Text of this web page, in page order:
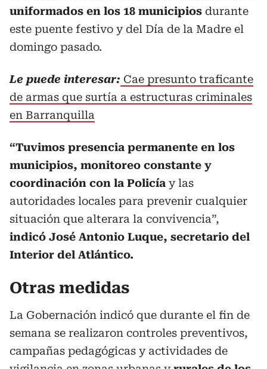
uniformados en los 18 municipios durante
este puente festivo y del Día de la Madre el
domingo pasado.
Le puede interesar: Cae presunto traficante
de armas que surtía a estructuras criminales
en Barranquilla
“Tuvimos presencia permanente en los
municipios, monitoreo constante y
coordinación con la Policía y las
autoridades locales para prevenir cualquier
situación que alterara la convivencia”,
indicó José Antonio Luque, secretario del
Interior del Atlántico.
Otras medidas
La Gobernación indicó que durante el fin de
semana se realizaron controles preventivos,
campañas pedagógicas y actividades de